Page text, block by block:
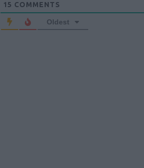
15 COMMENTS
Oldest